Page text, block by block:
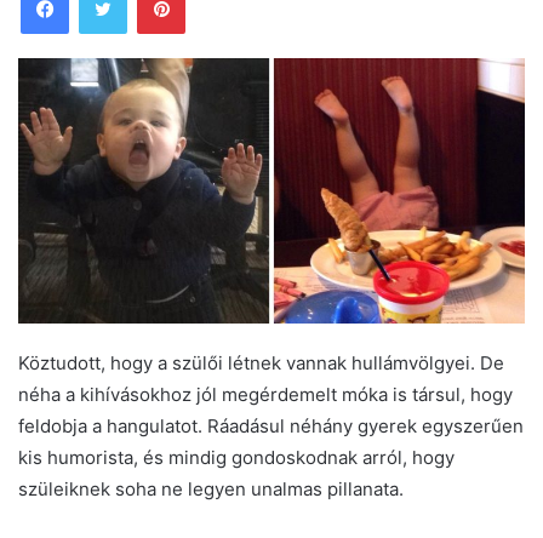
Köztudott, hogy a szülői létnek vannak hullámvölgyei. De
néha a kihívásokhoz jól megérdemelt móka is társul, hogy
feldobja a hangulatot. Ráadásul néhány gyerek egyszerűen
kis humorista, és mindig gondoskodnak arról, hogy
szüleiknek soha ne legyen unalmas pillanata.